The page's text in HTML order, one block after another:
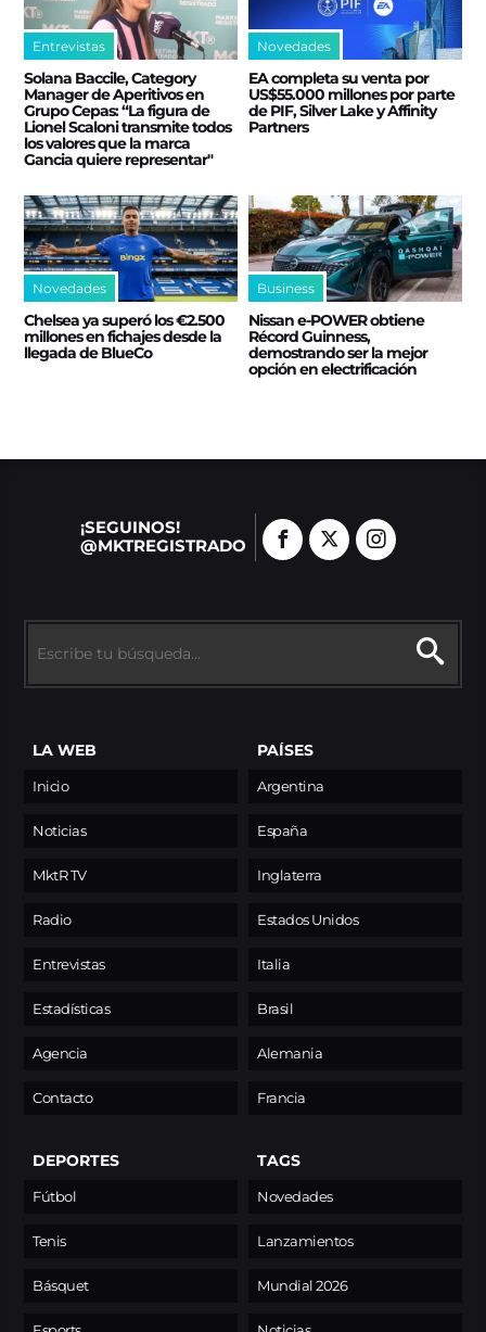
Entrevistas
Solana Baccile, Category
Manager de Aperitivos en
Grupo Cepas: “La figura de
Lionel Scaloni transmite todos
los valores que la marca
Gancia quiere representar"
Novedades
EA completa su venta por
US$55.000 millones por parte
de PIF, Silver Lake y Affinity
Partners
Novedades
Chelsea ya superó los €2.500
millones en fichajes desde la
llegada de BlueCo
Business
Nissan e‑POWER obtiene
Récord Guinness,
demostrando ser la mejor
opción en electrificación
¡SEGUINOS!
@MKTREGISTRADO
LA WEB
Inicio
Noticias
MktR TV
Radio
Entrevistas
Estadísticas
Agencia
Contacto
PAÍSES
Argentina
España
Inglaterra
Estados Unidos
Italia
Brasil
Alemania
Francia
DEPORTES
Fútbol
Tenis
Básquet
TAGS
Novedades
Lanzamientos
Mundial 2026